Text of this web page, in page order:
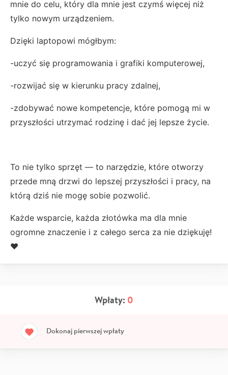
mnie do celu, który dla mnie jest czymś więcej niż
tylko nowym urządzeniem.
Dzięki laptopowi mógłbym:
-uczyć się programowania i grafiki komputerowej,
-rozwijać się w kierunku pracy zdalnej,
-zdobywać nowe kompetencje, które pomogą mi w
przyszłości utrzymać rodzinę i dać jej lepsze życie.
To nie tylko sprzęt — to narzędzie, które otworzy
przede mną drzwi do lepszej przyszłości i pracy, na
którą dziś nie mogę sobie pozwolić.
Każde wsparcie, każda złotówka ma dla mnie
ogromne znaczenie i z całego serca za nie dziękuję!
❤️
Wpłaty: 0
Dokonaj pierwszej wpłaty